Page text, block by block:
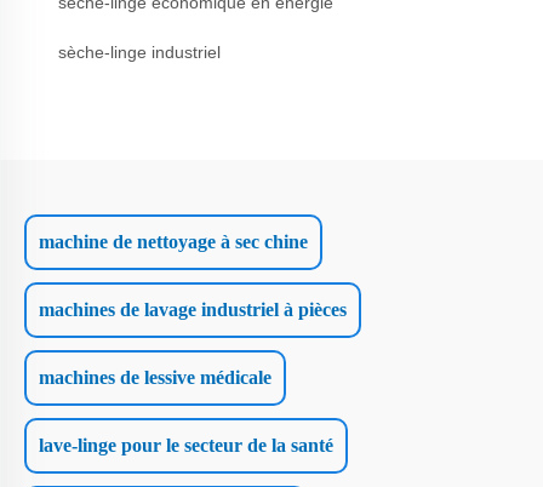
sèche-linge industriel
machine de nettoyage à sec chine
machines de lavage industriel à pièces
machines de lessive médicale
lave-linge pour le secteur de la santé